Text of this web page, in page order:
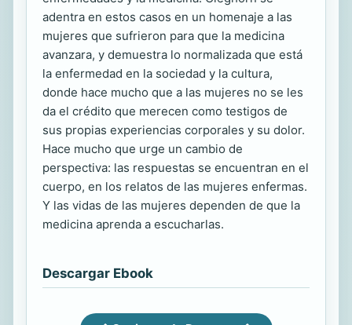
adentra en estos casos en un homenaje a las
mujeres que sufrieron para que la medicina
avanzara, y demuestra lo normalizada que está
la enfermedad en la sociedad y la cultura,
donde hace mucho que a las mujeres no se les
da el crédito que merecen como testigos de
sus propias experiencias corporales y su dolor.
Hace mucho que urge un cambio de
perspectiva: las respuestas se encuentran en el
cuerpo, en los relatos de las mujeres enfermas.
Y las vidas de las mujeres dependen de que la
medicina aprenda a escucharlas.
Descargar Ebook